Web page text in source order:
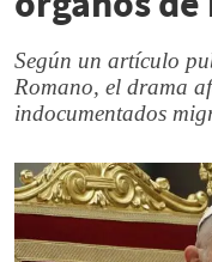
Según un artículo
Romano, el drama
indocumentados